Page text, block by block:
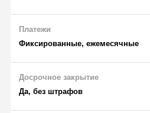
Платежи
Фиксированные, ежемесячные
Досрочное закрытие
Да, без штрафов